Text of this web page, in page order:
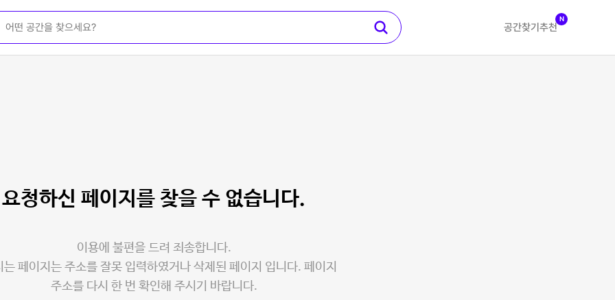
공간찾기 추천
N
요청하신 페이지를 찾을 수 없습니다.
이용에 불편을 드려 죄송합니다.
는 페이지는 주소를 잘못 입력하였거나 삭제된 페이지 입니다. 페이지
주소를 다시 한 번 확인해 주시기 바랍니다.